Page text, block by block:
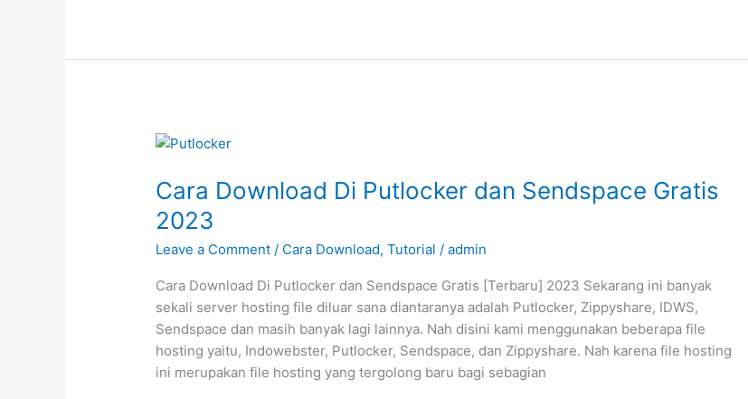
Cara Download Di Putlocker dan Sendspace Gratis
2023
Leave a Comment / Cara Download,Tutorial /admin
Cara Download Di Putlocker dan Sendspace Gratis [Terbaru] 2023 Sekarang ini banyak
sekali server hosting file diluar sana diantaranya adalah Putlocker, Zippyshare, IDWS,
Sendspace dan masih banyak lagi lainnya. Nah disini kami menggunakan beberapa file
hosting yaitu, Indowebster, Putlocker, Sendspace, dan Zippyshare. Nah karena file hosting
ini merupakan file hosting yang tergolong baru bagi sebagian